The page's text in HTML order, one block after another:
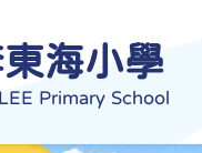
海小學
Primary School